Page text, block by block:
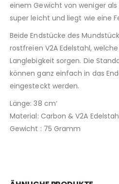
einem Gewicht von weniger
super leicht und liegt wie eine
Beide Endstücke des
rostfreien V2A Edelstahl,
Langlebigkeit sorgen. Die
können ganz einfach in das
eingesteckt werden.
Länge: 38 cm‘
Material: Carbon & V2A
Gewicht : 75 Gramm